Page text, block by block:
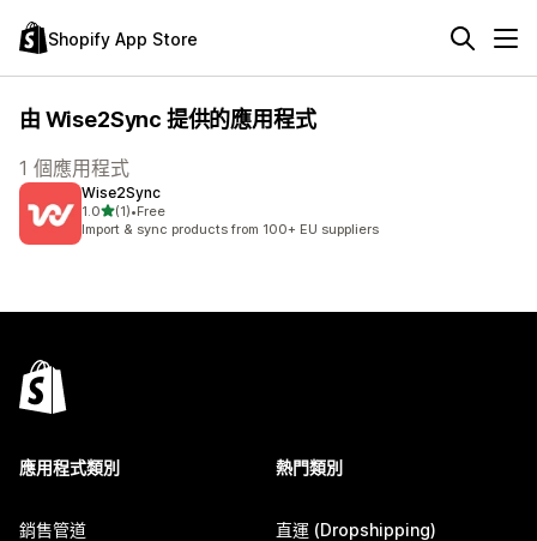
Shopify App Store
由 Wise2Sync 提供的應用程式
1 個應用程式
Wise2Sync
1.0滿分 5 顆星
(1)
共有 1 則評價
•Free
Import & sync products from 100+ EU suppliers
應用程式類別
銷售管道
熱門類別
直運 (Dropshipping)